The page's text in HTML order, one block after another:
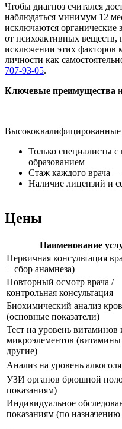
Чтобы диагноз считался
наблюдаться минимум 12
исключаются органические
от психоактивных веществ,
исключении этих факторов
личности как
707-93-05.
Ключевые преимущества
Только специалисты
образованием
Стаж каждого врача —
Наличие лицензий и
Цены
Наименование
Первичная консультация
+ сбор анамнеза)
Повторный осмотр врача /
контрольная консультация
Биохимический анализ
(основные показатели)
Тест на уровень витаминов
микроэлементов
другие)
Анализ на уровень
УЗИ органов брюшной
показаниям)
Индивидуальное
показаниям (по назначению